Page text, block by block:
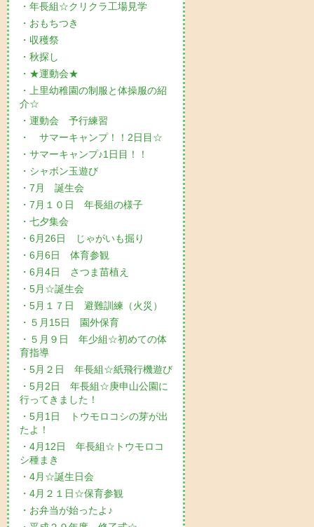
・年長組☆クリクラ工場見学
・おもちつき
・収穫祭
・秋探し
・★運動会★
・上里幼稚園の制服と体操服の紹
介☆
・運動会 予行練習
・ サマーキャンプ！！2日目☆
・サマーキャンプ♪1日目！！
・シャボン玉遊び
・7月 誕生会
・7月１０日 年長組の様子
・七夕集会
・6月26日 じゃがいも掘り
・6月6日 体育参観
・6月4日 さつま苗植え
・5月☆誕生会
・5月１７日 避難訓練（火災）
・５月15日 園外保育
・５月９日 年少組☆初めての体
育指導
・5月２日 年長組☆紙飛行機遊び
・5月2日 年長組☆庚申山公園に
行ってきました！
・5月1日 トウモロコシの芽が出
たよ！
・4月12日 年長組☆トウモロコ
シ種まき
・4月☆誕生日会
・4月２１日☆保育参観
・お弁当が始ったよ♪